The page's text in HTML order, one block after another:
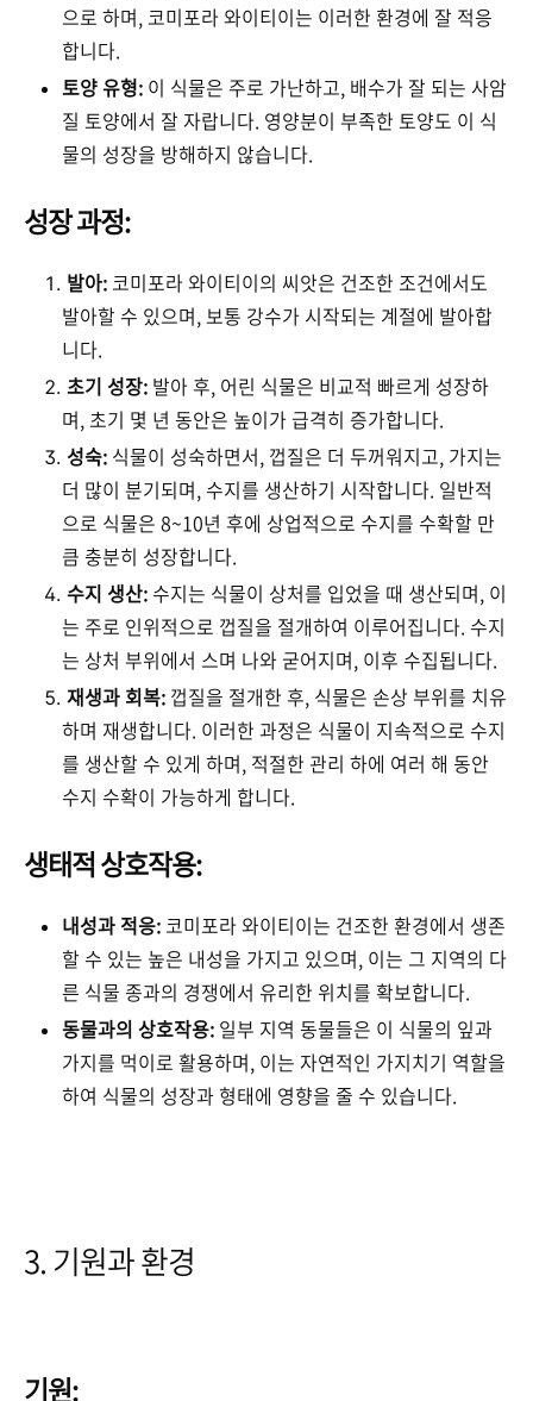
으로 하며, 코미포라 와이티이는 이러한 환경에 잘 적응
합니다.
토양 유형: 이 식물은 주로 가난하고, 배수가 잘 되는 사암
질 토양에서 잘 자랍니다. 영양분이 부족한 토양도 이 식
물의 성장을 방해하지 않습니다.
성장 과정:
발아: 코미포라 와이티이의 씨앗은 건조한 조건에서도
발아할 수 있으며, 보통 강수가 시작되는 계절에 발아합
니다.
초기 성장: 발아 후, 어린 식물은 비교적 빠르게 성장하
며, 초기 몇 년 동안은 높이가 급격히 증가합니다.
성숙: 식물이 성숙하면서, 껍질은 더 두꺼워지고, 가지는
더 많이 분기되며, 수지를 생산하기 시작합니다. 일반적
으로 식물은 8~10년 후에 상업적으로 수지를 수확할 만
큼 충분히 성장합니다.
수지 생산:수지는 식물이 상처를 입었을 때 생산되며, 이
는 주로 인위적으로 껍질을 절개하여 이루어집니다. 수지
는 상처 부위에서 스며 나와 굳어지며, 이후 수집됩니다.
재생과 회복: 껍질을 절개한 후, 식물은 손상 부위를 치유
하며 재생합니다. 이러한 과정은 식물이 지속적으로 수지
를 생산할 수 있게 하며, 적절한 관리 하에 여러 해 동안
수지 수확이 가능하게 합니다.
생태적 상호작용:
내성과 적응: 코미포라 와이티이는 건조한 환경에서 생존
할 수 있는 높은 내성을 가지고 있으며, 이는 그 지역의 다
른 식물 종과의 경쟁에서 유리한 위치를 확보합니다.
동물과의 상호작용: 일부 지역 동물들은 이 식물의 잎과
가지를 먹이로 활용하며, 이는 자연적인 가지치기 역할을
하여 식물의 성장과 형태에 영향을 줄 수 있습니다.
3. 기원과 환경
기원: